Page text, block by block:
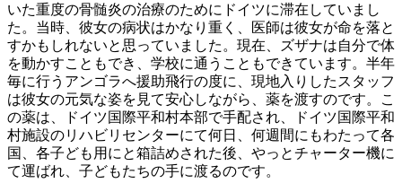
いた重度の骨髄炎の治療のためにドイツに滞在していまし
た。当時、彼女の病状はかなり重く、医師は彼女が命を落と
すかもしれないと思っていました。現在、ズザナは自分で体
を動かすこともでき、学校に通うこともできています。半年
毎に行うアンゴラへ援助飛行の度に、現地入りしたスタッフ
は彼女の元気な姿を見て安心しながら、薬を渡すのです。こ
の薬は、ドイツ国際平和村本部で手配され、ドイツ国際平和
村施設のリハビリセンターにて何日、何週間にもわたって各
国、各子ども用にと箱詰めされた後、やっとチャーター機に
て運ばれ、子どもたちの手に渡るのです。